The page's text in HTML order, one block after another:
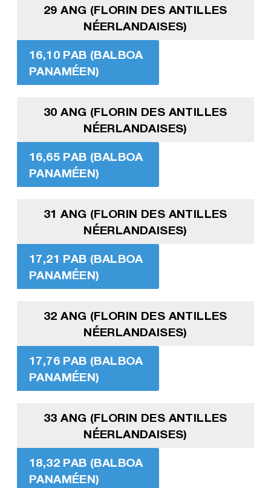
29 ANG (FLORIN DES ANTILLES
NÉERLANDAISES)
16,10 PAB (BALBOA
PANAMÉEN)
30 ANG (FLORIN DES ANTILLES
NÉERLANDAISES)
16,65 PAB (BALBOA
PANAMÉEN)
31 ANG (FLORIN DES ANTILLES
NÉERLANDAISES)
17,21 PAB (BALBOA
PANAMÉEN)
32 ANG (FLORIN DES ANTILLES
NÉERLANDAISES)
17,76 PAB (BALBOA
PANAMÉEN)
33 ANG (FLORIN DES ANTILLES
NÉERLANDAISES)
18,32 PAB (BALBOA
PANAMÉEN)